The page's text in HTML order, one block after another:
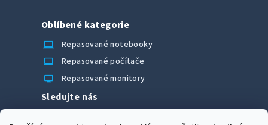
Oblíbené kategorie
laptop_chromebook
Repasované notebooky
computer Repasované počítače
monitor Repasované monitory
Sledujte nás